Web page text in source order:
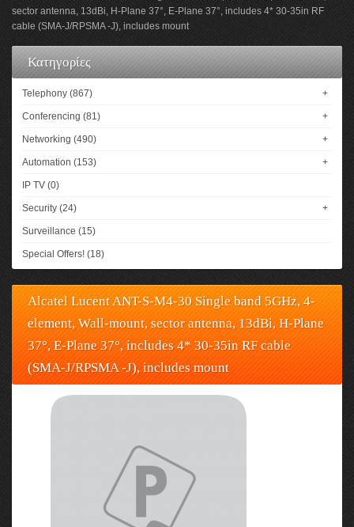
sector antenna, 13dBi, H-Plane 37°, E-Plane 37°, includes 4* 30-35in RF
cable (SMA-J/RPSMA -J), includes mount
Κατηγορίες
Telephony (867) +
Conferencing (81) +
Networking (490) +
Automation (153) +
IP TV (0)
Security (24) +
Surveillance (15)
Special Offers! (18)
Alcatel Lucent ANT-S-M4-30 Single band 5GHz, 4-
element, Wall-mount, sector antenna, 13dBi, H-Plane
37°, E-Plane 37°, includes 4* 30-35in RF cable
(SMA-J/RPSMA -J), includes mount